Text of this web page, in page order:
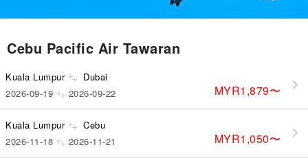
Cebu Pacific Air Tawaran
Kuala Lumpur Dubai
MYR1,879〜
2026-09-19 2026-09-22
Kuala Lumpur Cebu
MYR1,050〜
2026-11-18 2026-11-21